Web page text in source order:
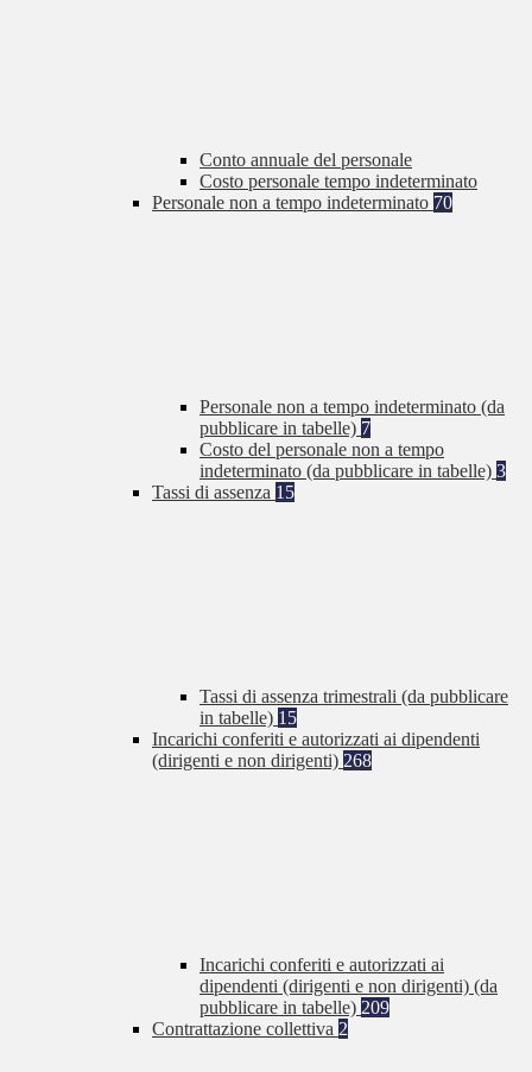
Conto annuale del personale
Costo personale tempo indeterminato
Personale non a tempo indeterminato 70
Personale non a tempo indeterminato (da
pubblicare in tabelle) 7
Costo del personale non a tempo
indeterminato (da pubblicare in tabelle) 3
Tassi di assenza 15
Tassi di assenza trimestrali (da pubblicare
in tabelle) 15
Incarichi conferiti e autorizzati ai dipendenti
(dirigenti e non dirigenti) 268
Incarichi conferiti e autorizzati ai
dipendenti (dirigenti e non dirigenti) (da
pubblicare in tabelle) 209
Contrattazione collettiva 2